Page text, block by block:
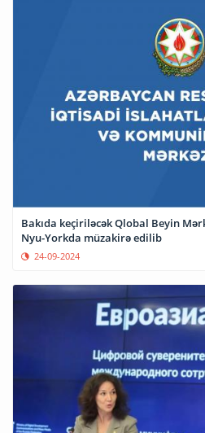
Bakıda keçiriləcək Qlobal Beyin
Nyu-Yorkda müzakirə edilib
24-09-2024